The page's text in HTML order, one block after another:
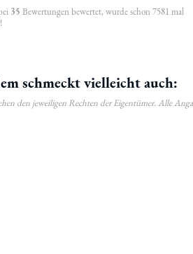
35 Bewertungen bewertet, wurde schon 7581 mal
schmeckt vielleicht auch:
den jeweiligen Rechten der Eigentümer. Alle